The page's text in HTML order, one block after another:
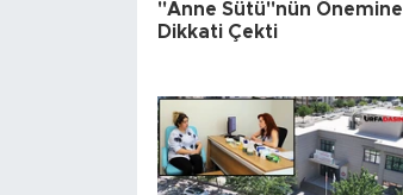
"Anne Sütü"nün Önemine
Dikkati Çekti